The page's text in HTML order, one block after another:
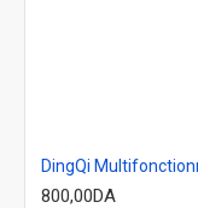
800,00DA